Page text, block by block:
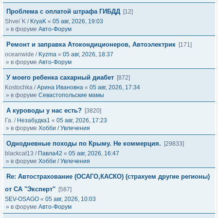
Проблема с оплатой штрафа ГИБДД [12]
Shvei`K / KryaK « 05 авг, 2026, 19:03
» в форуме Авто-Форум
Ремонт и заправка Атокондиционеров, Автоэлектрик [171]
oceanwide / Kyzma « 05 авг, 2026, 18:37
» в форуме Авто-Форум
У моего ребенка сахарный диабет [872]
Kostochka /Арина Ивановна « 05 авг, 2026, 17:34
» в форуме Севастопольские мамы
А куроводы у нас есть? [3820]
Га. / Незабудка1 « 05 авг, 2026, 17:23
» в форуме Хобби / Увлечения
Однодневные походы по Крыму. Не коммерция.
[29833]
blackcat13 / Павла42 « 05 авг, 2026, 16:47
» в форуме Хобби / Увлечения
Re: Автострахование (ОСАГО,КАСКО) (страхуем другие регионы)
от СА "Эксперт" [587]
SEV-OSAGO « 05 авг, 2026, 10:03
» в форуме Авто-Форум